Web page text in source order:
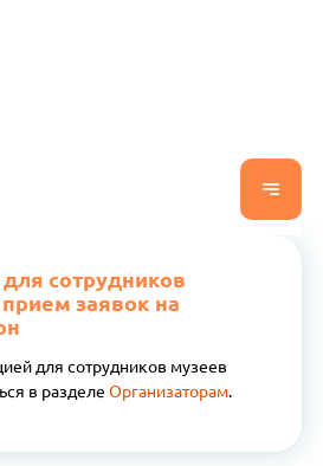
сотрудников
заявок на
для сотрудников музеев
в разделе Организаторам.